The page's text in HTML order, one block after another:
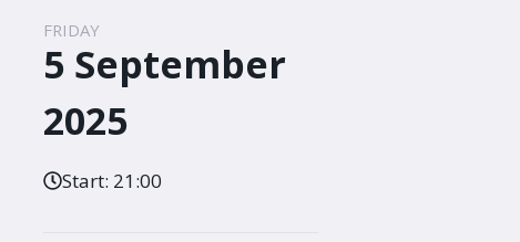
FRIDAY
5 September
2025
Start: 21:00